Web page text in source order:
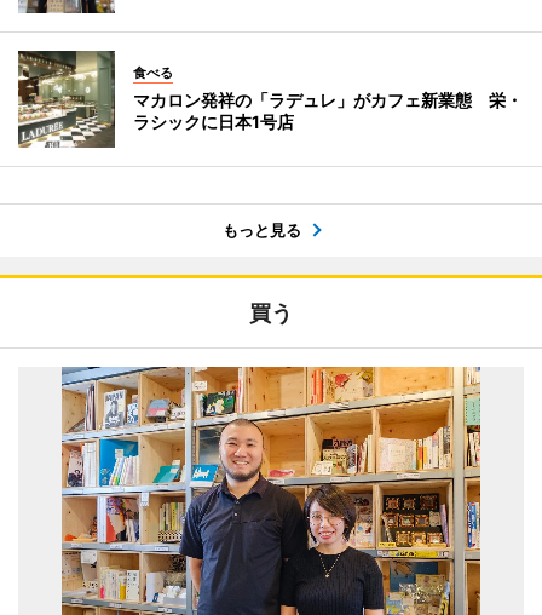
食べる
マカロン発祥の「ラデュレ」がカフェ新業態 栄・
ラシックに日本1号店
もっと見る
買う